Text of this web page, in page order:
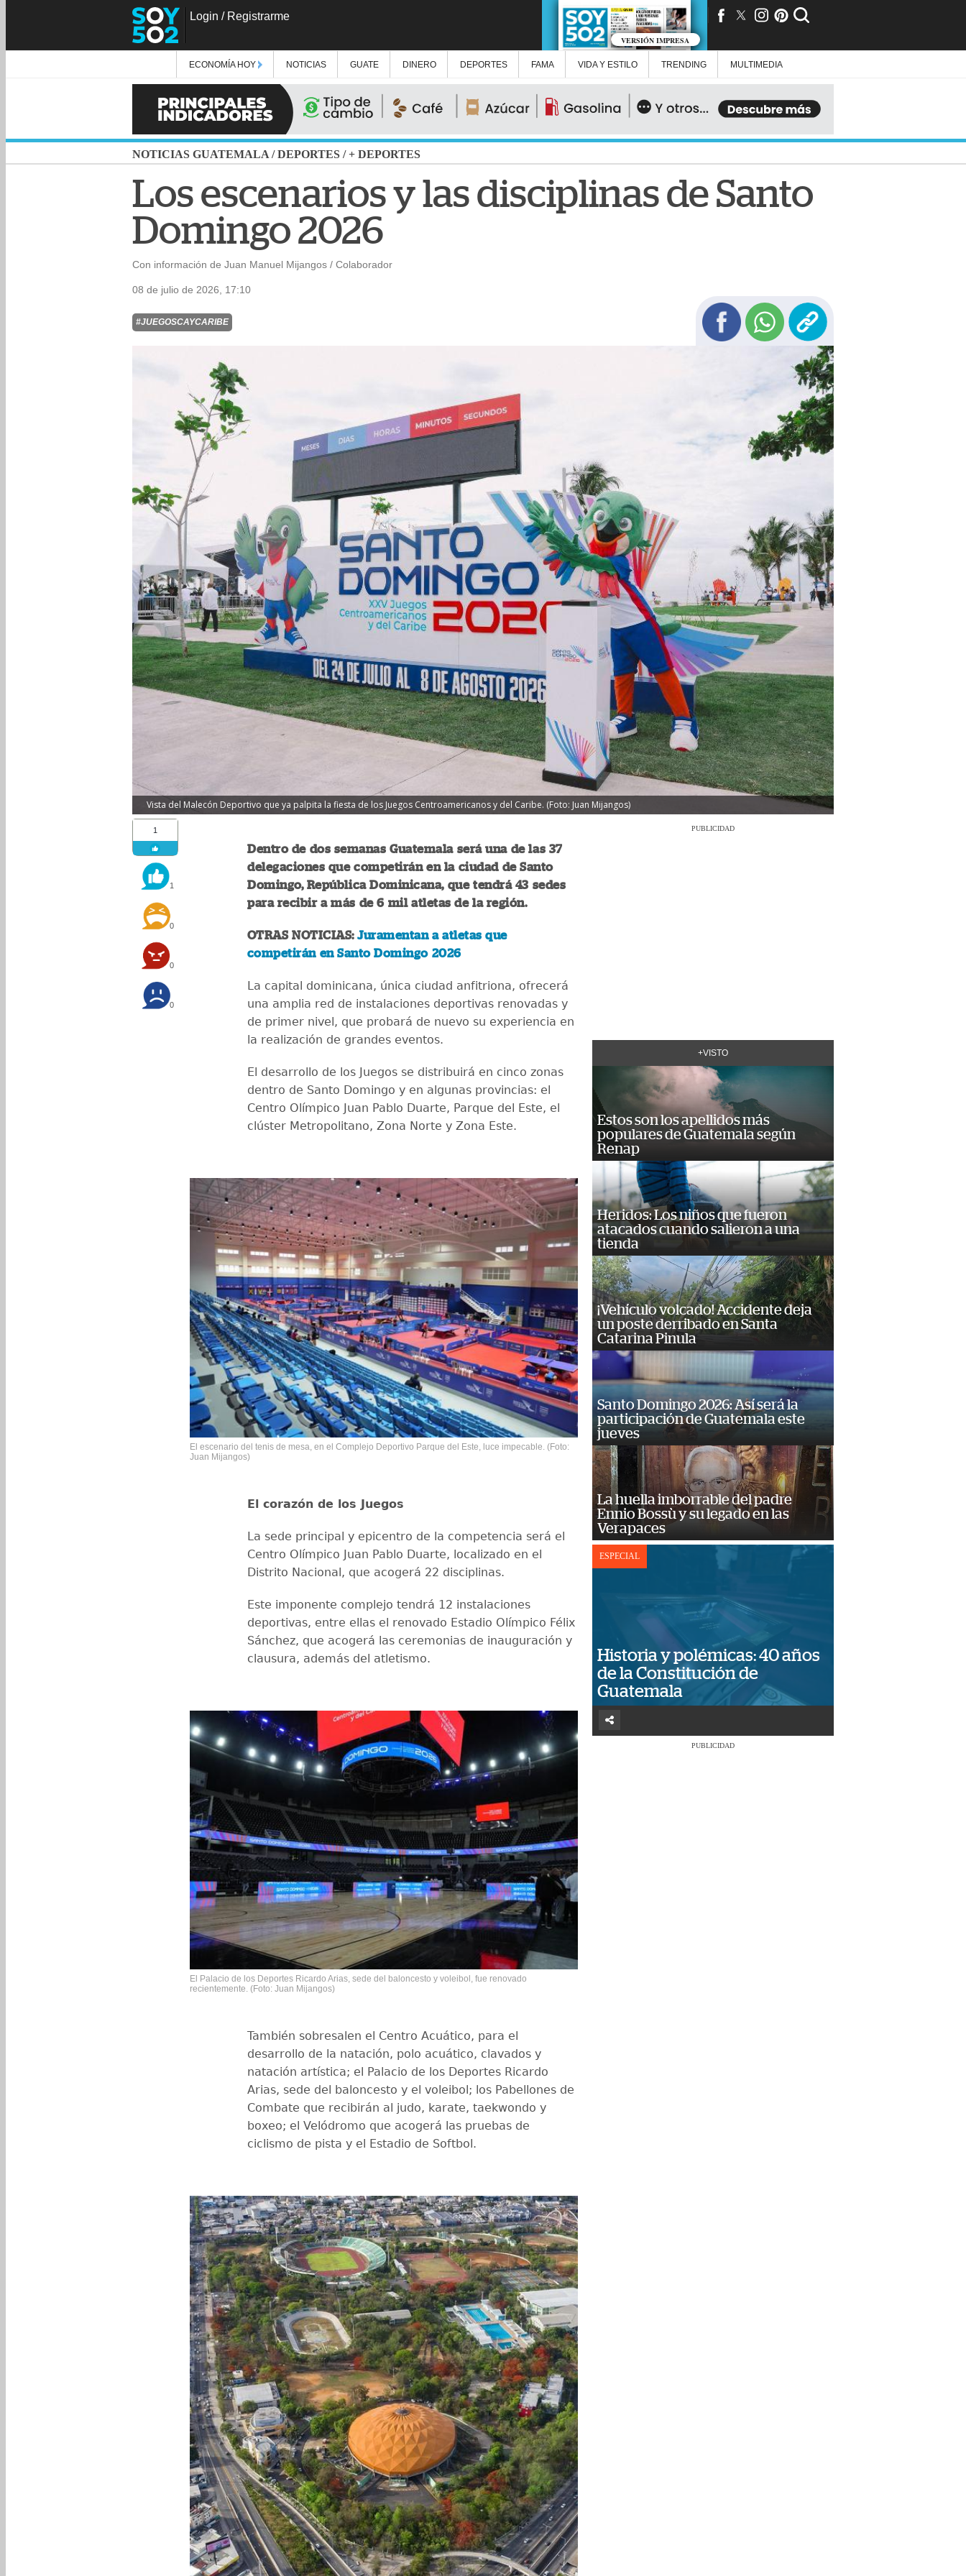
Login / Registrarme
VERSIÓN IMPRESA
ECONOMÍA HOY NOTICIAS GUATE DINERO DEPORTES FAMA VIDA Y ESTILO TRENDING MULTIMEDIA
NOTICIAS GUATEMALA /DEPORTES /+ DEPORTES
Los escenarios y las disciplinas de Santo
Domingo 2026
Con información de Juan Manuel Mijangos / Colaborador
08 de julio de 2026, 17:10
#JUEGOSCAYCARIBE
Vista del Malecón Deportivo que ya palpita la fiesta de los Juegos Centroamericanos y del Caribe. (Foto: Juan Mijangos)
1
1
0
0
0
Dentro de dos semanas Guatemala será una de las 37
delegaciones que competirán en la ciudad de Santo
Domingo, República Dominicana, que tendrá 43 sedes
para recibir a más de 6 mil atletas de la región.
OTRAS NOTICIAS:Juramentan a atletas que
competirán en Santo Domingo 2026
La capital dominicana, única ciudad anfitriona, ofrecerá
una amplia red de instalaciones deportivas renovadas y
de primer nivel, que probará de nuevo su experiencia en
la realización de grandes eventos.
El desarrollo de los Juegos se distribuirá en cinco zonas
dentro de Santo Domingo y en algunas provincias: el
Centro Olímpico Juan Pablo Duarte, Parque del Este, el
clúster Metropolitano, Zona Norte y Zona Este.
El escenario del tenis de mesa, en el Complejo Deportivo Parque del Este, luce impecable. (Foto:
Juan Mijangos)
El corazón de los Juegos
La sede principal y epicentro de la competencia será el
Centro Olímpico Juan Pablo Duarte, localizado en el
Distrito Nacional, que acogerá 22 disciplinas.
Este imponente complejo tendrá 12 instalaciones
deportivas, entre ellas el renovado Estadio Olímpico Félix
Sánchez, que acogerá las ceremonias de inauguración y
clausura, además del atletismo.
El Palacio de los Deportes Ricardo Arias, sede del baloncesto y voleibol, fue renovado
recientemente. (Foto: Juan Mijangos)
También sobresalen el Centro Acuático, para el
desarrollo de la natación, polo acuático, clavados y
natación artística; el Palacio de los Deportes Ricardo
Arias, sede del baloncesto y el voleibol; los Pabellones de
Combate que recibirán al judo, karate, taekwondo y
boxeo; el Velódromo que acogerá las pruebas de
ciclismo de pista y el Estadio de Softbol.
PUBLICIDAD
+VISTO
Estos son los apellidos más
populares de Guatemala según
Renap
Heridos: Los niños que fueron
atacados cuando salieron a una
tienda
¡Vehículo volcado! Accidente deja
un poste derribado en Santa
Catarina Pinula
Santo Domingo 2026: Así será la
participación de Guatemala este
jueves
La huella imborrable del padre
Ennio Bossù y su legado en las
Verapaces
ESPECIAL
Historia y polémicas: 40 años
de la Constitución de
Guatemala
PUBLICIDAD